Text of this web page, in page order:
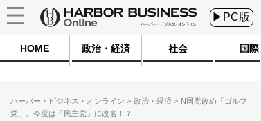
▶PC版
HOME 政治・経済 社会 国際
ハーバー・ビジネス・オンライン 政治・経済
N国党改め「ゴルフ
党」、今度は「民主党」に改名！？